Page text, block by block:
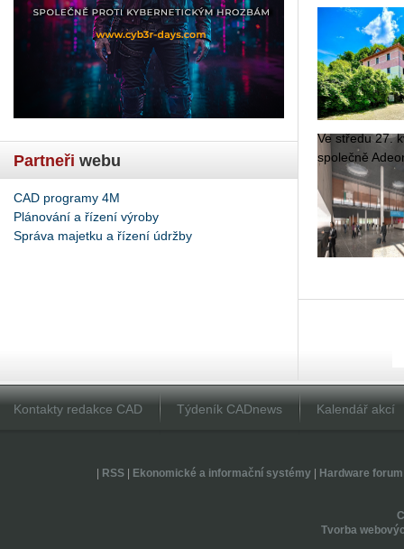
Partneři webu
CAD programy 4M
Plánování a řízení výroby
Správa majetku a řízení údržby
Ve stře­du 27.
spo­leč­ně
Kontakty redakce CAD Týdeník CADnews Kalendář akcí
RSS| Ekonomické a informační systémy| Hardware forum
Tvorba